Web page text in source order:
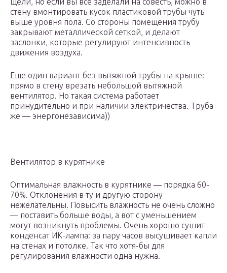
стену вмонтировать кусок пластиковой трубы чуть
выше уровня пола. Со стороны помещения трубу
закрывают металлической сеткой, и делают
заслонки, которые регулируют интенсивность
движения воздуха.
Еще один вариант без вытяжной трубы на крыше:
прямо в стену врезать небольшой вытяжной
вентилятор. Но такая система работает
принудительно и при наличии электричества. Труба
же — энергонезависима))
Вентилятор в курятнике
Оптимальная влажность в курятнике — порядка 60-
70%. Отклонения в ту и другую сторону
нежелательны. Повысить влажность не очень сложно
— поставить больше воды, а вот с уменьшением
могут возникнуть проблемы. Очень хорошо сушит
конденсат ИК-лампа: за пару часов высушивает капли
на стенах и потолке. Так что хотя-бы для
регулирования влажности одна нужна.